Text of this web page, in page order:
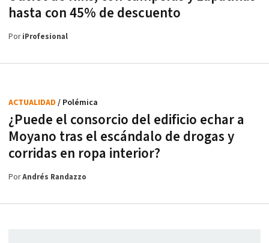
hasta con 45% de descuento
PoriProfesional
¿Puede el consorcio del edificio echar a
Moyano tras el escándalo de drogas y
corridas en ropa interior?
ACTUALIDAD / Polémica
PorAndrés Randazzo